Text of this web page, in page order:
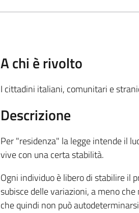
A chi è rivolto
I cittadini italiani, comunitari e
Descrizione
Per "residenza" la legge intende il
vive con una certa stabilità.
Ogni individuo è libero di stabilire il
subisce delle variazioni, a meno
che quindi non può